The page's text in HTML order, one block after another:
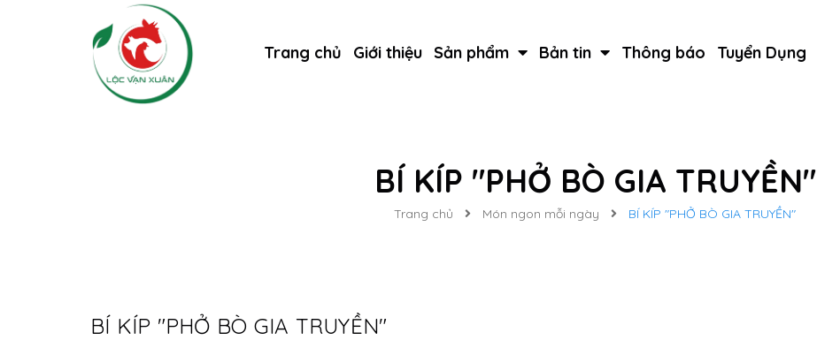
Trang chủ Giới thiệu Sản phẩm Bản tin Thông báo Tuyển Dụng
BÍ KÍP "PHỞ BÒ GIA TRUYỀN"
Trang chủ Món ngon mỗi ngày BÍ KÍP "PHỞ BÒ GIA TRUYỀN"
BÍ KÍP "PHỞ BÒ GIA TRUYỀN"